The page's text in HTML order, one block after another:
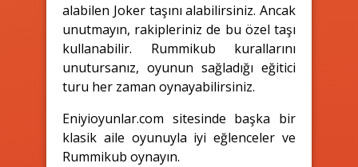
alabilen Joker taşını alabilirsiniz. Ancak
unutmayın, rakipleriniz de bu özel taşı
kullanabilir. Rummikub kurallarını
unutursanız, oyunun sağladığı eğitici
turu her zaman oynayabilirsiniz.
Eniyioyunlar.com sitesinde başka bir
klasik aile oyunuyla iyi eğlenceler ve
Rummikub oynayın.